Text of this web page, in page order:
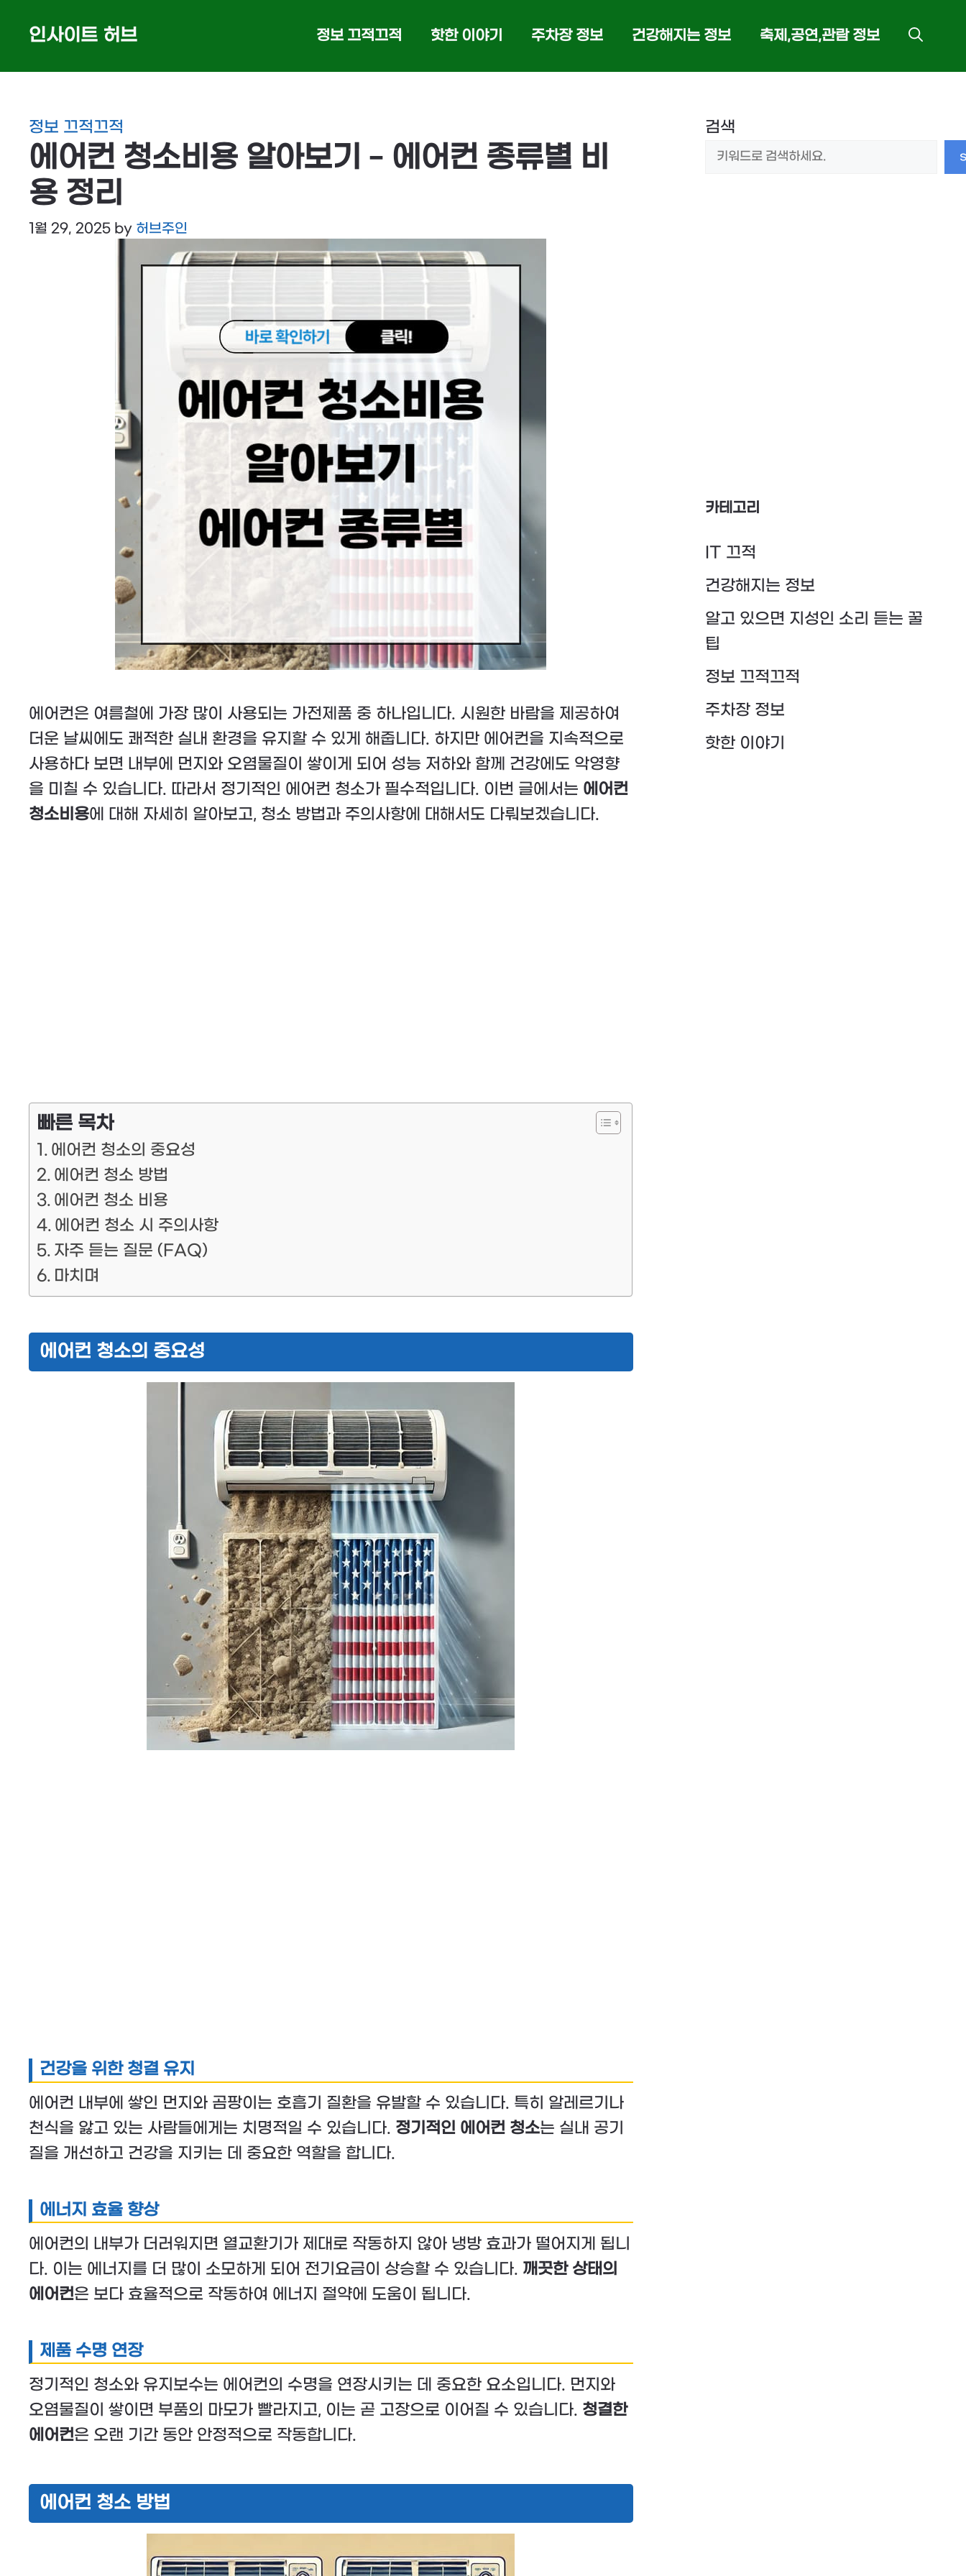
인사이트 허브 정보 끄적끄적 핫한 이야기 주차장 정보 건강해지는 정보 축제,공연,관람 정보
정보 끄적끄적
에어컨 청소비용 알아보기 – 에어컨 종류별 비
용 정리
1월 29, 2025 by 허브주인
에어컨은 여름철에 가장 많이 사용되는 가전제품 중 하나입니다. 시원한 바람을 제공하여
더운 날씨에도 쾌적한 실내 환경을 유지할 수 있게 해줍니다. 하지만 에어컨을 지속적으로
사용하다 보면 내부에 먼지와 오염물질이 쌓이게 되어 성능 저하와 함께 건강에도 악영향
을 미칠 수 있습니다. 따라서 정기적인 에어컨 청소가 필수적입니다. 이번 글에서는 에어컨
청소비용에 대해 자세히 알아보고, 청소 방법과 주의사항에 대해서도 다뤄보겠습니다.
빠른 목차
에어컨 청소의 중요성
에어컨 청소 방법
에어컨 청소 비용
에어컨 청소 시 주의사항
자주 듣는 질문 (FAQ)
마치며
에어컨 청소의 중요성
건강을 위한 청결 유지
에어컨 내부에 쌓인 먼지와 곰팡이는 호흡기 질환을 유발할 수 있습니다. 특히 알레르기나
천식을 앓고 있는 사람들에게는 치명적일 수 있습니다. 정기적인 에어컨 청소는 실내 공기
질을 개선하고 건강을 지키는 데 중요한 역할을 합니다.
에너지 효율 향상
에어컨의 내부가 더러워지면 열교환기가 제대로 작동하지 않아 냉방 효과가 떨어지게 됩니
다. 이는 에너지를 더 많이 소모하게 되어 전기요금이 상승할 수 있습니다. 깨끗한 상태의
에어컨은 보다 효율적으로 작동하여 에너지 절약에 도움이 됩니다.
제품 수명 연장
정기적인 청소와 유지보수는 에어컨의 수명을 연장시키는 데 중요한 요소입니다. 먼지와
오염물질이 쌓이면 부품의 마모가 빨라지고, 이는 곧 고장으로 이어질 수 있습니다. 청결한
에어컨은 오랜 기간 동안 안정적으로 작동합니다.
에어컨 청소 방법
검색
카테고리
IT 끄적
건강해지는 정보
알고 있으면 지성인 소리 듣는 꿀
팁
정보 끄적끄적
주차장 정보
핫한 이야기